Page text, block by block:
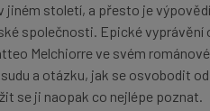
jiném století, a přesto je
společnosti. Epické vyprávění
Melchiorre ve svém
a otázku, jak se osvobodit
se ji naopak co nejlépe poznat.